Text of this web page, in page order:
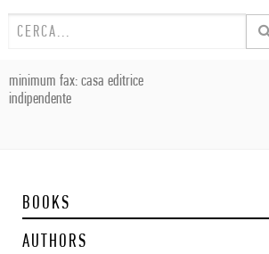
minimum fax: casa editrice
indipendente
BOOKS
AUTHORS